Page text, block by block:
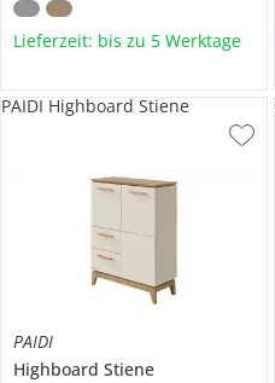
Lieferzeit: bis zu 5 Werktage
PAIDI
Highboard Stiene
PAIDI Highboard Stiene